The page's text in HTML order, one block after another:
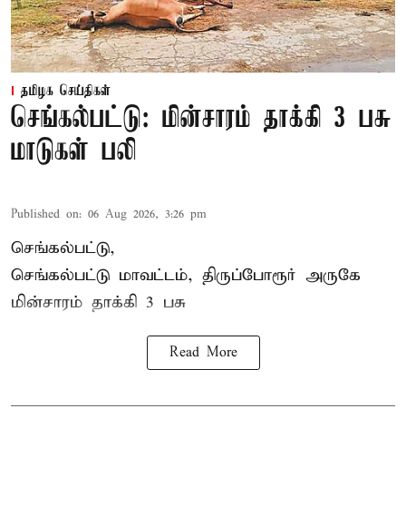
தமிழக செய்திகள்
செங்கல்பட்டு: மின்சாரம் தாக்கி 3 பசு
மாடுகள் பலி
Published on: 06 Aug 2026, 3:26 pm
செங்கல்பட்டு,
செங்கல்பட்டு மாவட்டம், திருப்போரூர் அருகே
மின்சாரம் தாக்கி 3 பசு
Read More